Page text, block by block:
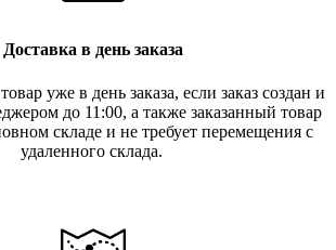
Доставка в день заказа
уже в день заказа, если заказ создан и
до 11:00, а также заказанный товар
складе и не требует перемещения с
удаленного склада.